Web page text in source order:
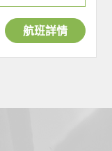
航班詳情